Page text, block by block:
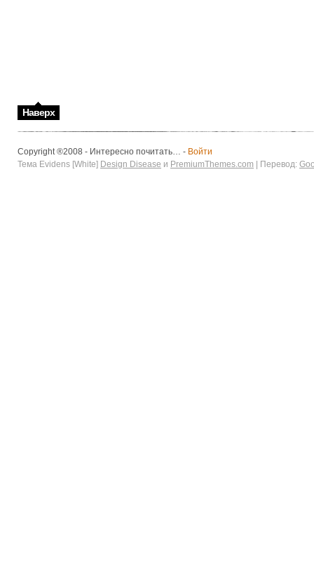
Наверх
Copyright ®2008 - Интересно почитать… - Войти
Тема Evidens [White] Design Disease и PremiumThemes.com | Перевод: